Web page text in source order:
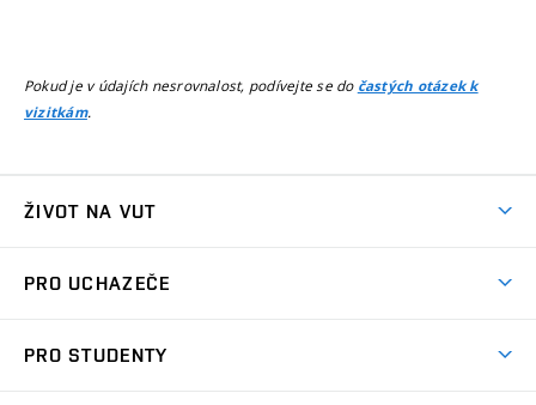
Pokud je v údajích nesrovnalost, podívejte se do častých otázek k
vizitkám.
ŽIVOT NA VUT
Koleje
PRO UCHAZEČE
PRO STUDENTY